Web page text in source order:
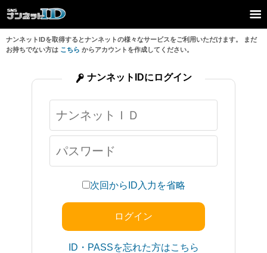
ナンネットIDを取得するとナンネットの様々なサービスをご利用いただけます。 まだ
お持ちでない方は こちら からアカウントを作成してください。
次回からID入力を省略
ID・PASSを忘れた方はこちら
ナンネットIDにログイン